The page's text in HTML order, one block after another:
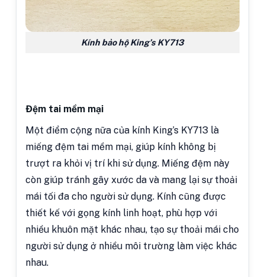
Kính bảo hộ King’s KY713
Đệm tai mềm mại
Một điểm cộng nữa của kính King’s KY713 là
miếng đệm tai mềm mại, giúp kính không bị
trượt ra khỏi vị trí khi sử dụng. Miếng đệm này
còn giúp tránh gây xước da và mang lại sự thoải
mái tối đa cho người sử dụng. Kính cũng được
thiết kế với gọng kính linh hoạt, phù hợp với
nhiều khuôn mặt khác nhau, tạo sự thoải mái cho
người sử dụng ở nhiều môi trường làm việc khác
nhau.